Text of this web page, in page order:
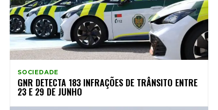
SOCIEDADE
GNR DETECTA 183 INFRAÇÕES DE TRÂNSITO ENTRE
23 E 29 DE JUNHO